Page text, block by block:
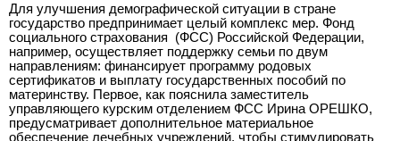
Для улучшения демографической ситуации в стране
государство предпринимает целый комплекс мер. Фонд
социального страхования (ФСС) Российской Федерации,
например, осуществляет поддержку семьи по двум
направлениям: финансирует программу родовых
сертификатов и выплату государственных пособий по
материнству. Первое, как пояснила заместитель
управляющего курским отделением ФСС Ирина ОРЕШКО,
предусматривает дополнительное материальное
обеспечение лечебных учреждений, чтобы стимулировать